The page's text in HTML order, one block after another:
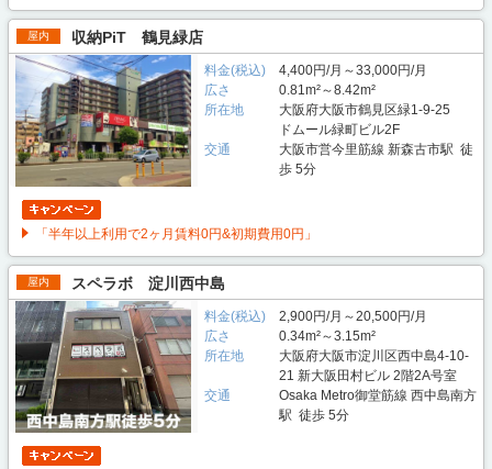
屋内 収納PiT 鶴見緑店
料金(税込)
4,400円/月～33,000円/月
広さ
0.81m²～8.42m²
所在地
大阪府大阪市鶴見区緑1-9-25
ドムール緑町ビル2F
交通
大阪市営今里筋線 新森古市駅 徒
歩 5分
「半年以上利用で2ヶ月賃料0円&初期費用0円」
屋内 スペラボ 淀川西中島
料金(税込)
2,900円/月～20,500円/月
広さ
0.34m²～3.15m²
所在地
大阪府大阪市淀川区西中島4-10-
21 新大阪田村ビル 2階2A号室
交通
Osaka Metro御堂筋線 西中島南方
駅 徒歩 5分